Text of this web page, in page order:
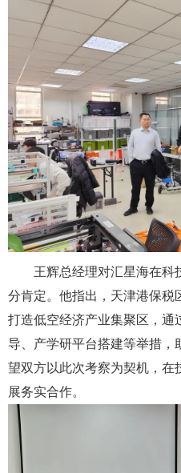
王辉总经理对汇星海在科
分肯定。他指出，天津港保税
打造低空经济产业集聚区，通
导、产学研平台搭建等举措，
望双方以此次考察为契机，在
展务实合作。